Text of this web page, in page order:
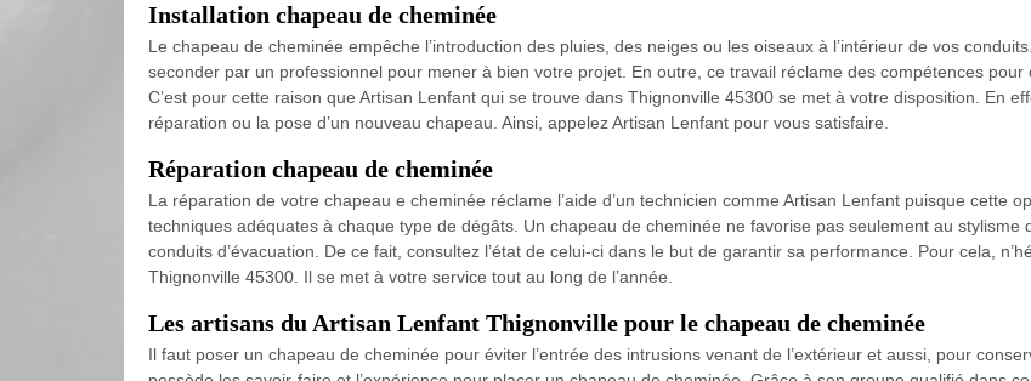
Installation chapeau de cheminée
Le chapeau de cheminée empêche l’introduction des pluies, des neiges ou les oiseaux à l’intérieur de vos
seconder par un professionnel pour mener à bien votre projet. En outre, ce travail réclame des compétences
C’est pour cette raison que Artisan Lenfant qui se trouve dans Thignonville 45300 se met à votre disposition. En
réparation ou la pose d’un nouveau chapeau. Ainsi, appelez Artisan Lenfant pour vous satisfaire.
Réparation chapeau de cheminée
La réparation de votre chapeau e cheminée réclame l’aide d’un technicien comme Artisan Lenfant puisque cette
techniques adéquates à chaque type de dégâts. Un chapeau de cheminée ne favorise pas seulement au
conduits d’évacuation. De ce fait, consultez l’état de celui-ci dans le but de garantir sa performance. Pour cela,
Thignonville 45300. Il se met à votre service tout au long de l’année.
Les artisans du Artisan Lenfant Thignonville pour le chapeau de cheminée
Il faut poser un chapeau de cheminée pour éviter l’entrée des intrusions venant de l’extérieur et aussi, pour